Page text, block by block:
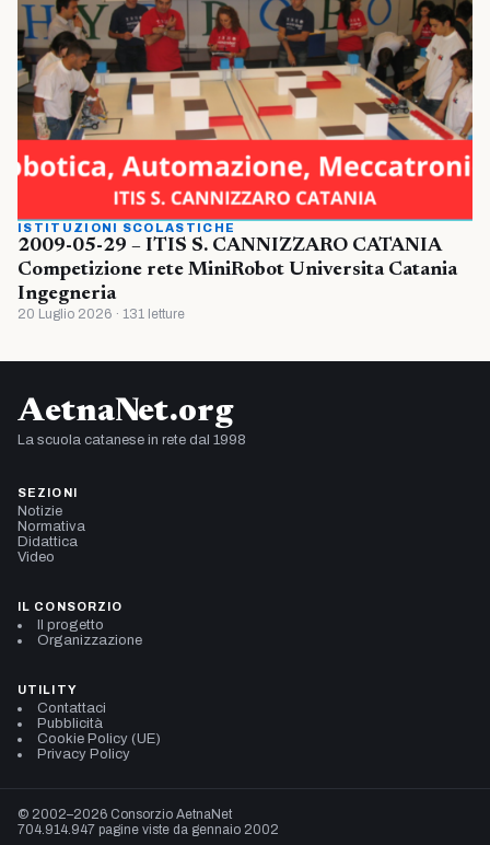
ISTITUZIONI SCOLASTICHE
2009-05-29 – ITIS S. CANNIZZARO CATANIA
Competizione rete MiniRobot Universita Catania
Ingegneria
20 Luglio 2026 · 131 letture
AetnaNet.org
La scuola catanese in rete dal 1998
SEZIONI
Notizie
Normativa
Didattica
Video
IL CONSORZIO
Il progetto
Organizzazione
UTILITY
Contattaci
Pubblicità
Cookie Policy (UE)
Privacy Policy
© 2002–2026 Consorzio AetnaNet
704.914.947 pagine viste da gennaio 2002